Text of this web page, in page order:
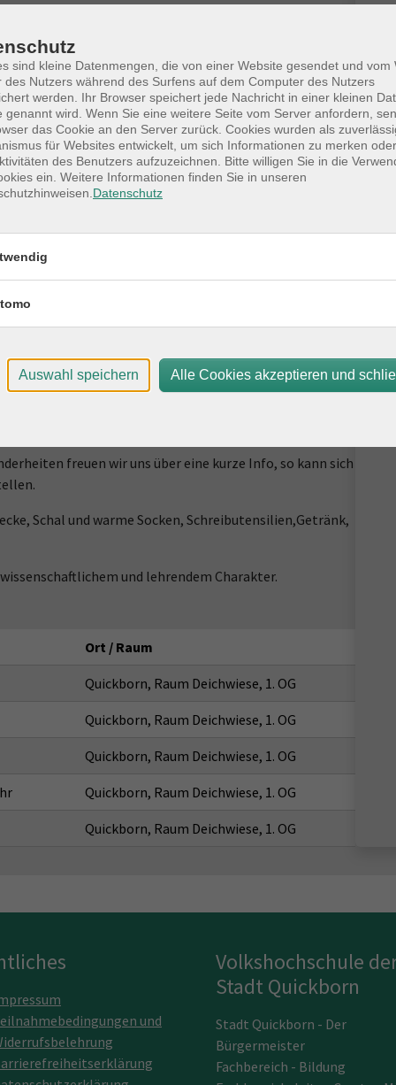
und Geist.
Yoga leisten und ist eine praktische Umsetzung im
auf Körper und Geist
Praxisplan für die Umsetzung im beruflichen
für die
Praxis: Yoga für Rücken, Schultern und Nacken,
freuen wir uns über eine kurze Info, so kann sich
Schal und warme Socken, Schreibutensilien,Getränk,
und lehrendem Charakter.
Ort / Raum
Quickborn, Raum Deichwiese, 1. OG
Quickborn, Raum Deichwiese, 1. OG
Quickborn, Raum Deichwiese, 1. OG
Quickborn, Raum Deichwiese, 1. OG
Quickborn, Raum Deichwiese, 1. OG
und
Volkshochschule
Stadt Quickborn
Stadt Quickborn - Der
Bürgermeister
Fachbereich - Bildung
sind kleine Datenmengen, die von einer Website gesendet und vom
des Nutzers während des Surfens auf dem Computer des Nutzers
werden. Ihr Browser speichert jede Nachricht in einer kleinen
genannt wird. Wenn Sie eine weitere Seite vom Server anfordern,
das Cookie an den Server zurück. Cookies wurden als
für Websites entwickelt, um sich Informationen zu merken
des Benutzers aufzuzeichnen. Bitte willigen Sie in die
ein. Weitere Informationen finden Sie in unseren
Datenschutz
Auswahl speichern Alle Cookies akzeptieren und